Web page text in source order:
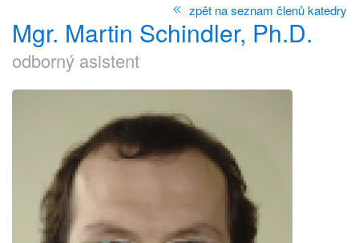
zpět na seznam členů katedry
Mgr. Martin Schindler, Ph.D.
odborný asistent